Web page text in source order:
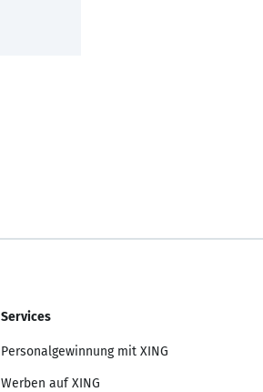
Services
Personalgewinnung mit XING
Werben auf XING